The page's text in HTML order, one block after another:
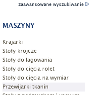
zaawansowane wyszukiwanie
MASZYNY
Krajarki
Stoły krojcze
Stoły do lagowania
Stoły do cięcia rolet
Stoły do cięcia na wymiar
Przewijarki tkanin